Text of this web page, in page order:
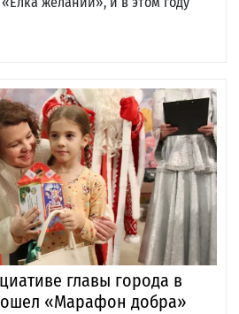
главы города в
«Марафон добра»